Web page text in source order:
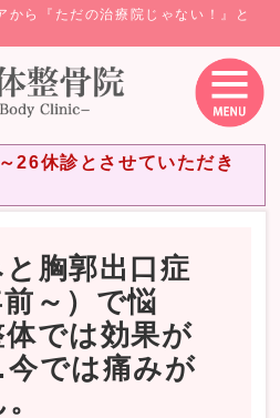
から『ただの治療院じゃない！』と
26休診とさせていただき
胸郭出口症
～）で悩
では効果が
では痛みが